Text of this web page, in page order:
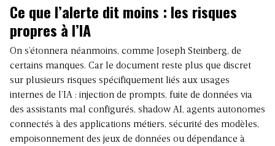
Ce que l’alerte dit moins : les risques
propres à l’IA
On s’étonnera néanmoins, comme Joseph Steinberg, de
certains manques. Car le document reste plus que discret
sur plusieurs risques spécifiquement liés aux usages
internes de l’IA : injection de prompts, fuite de données via
des assistants mal configurés, shadow AI, agents autonomes
connectés à des applications métiers, sécurité des modèles,
empoisonnement des jeux de données ou dépendance à